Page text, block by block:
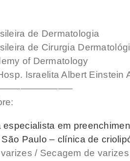
de Dermatologia
de Cirurgia
of Dermatology
Israelita Albert Einstein
especialista em
Paulo – clínica de
/ Secagem de